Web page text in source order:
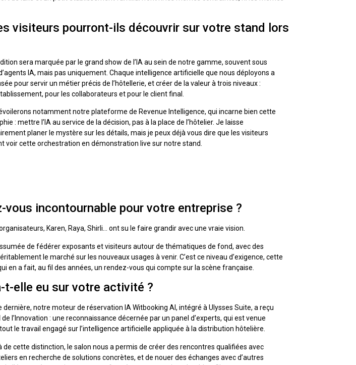
visiteurs pourront-ils découvrir sur votre stand lors
sera marquée par le grand show de l’IA au sein de notre gamme, souvent sous
IA, mais pas uniquement. Chaque intelligence artificielle que nous déployons a
pour servir un métier précis de l’hôtellerie, et créer de la valeur à trois niveaux :
pour les collaborateurs et pour le client final.
notamment notre plateforme de Revenue Intelligence, qui incarne bien cette
: mettre l’IA au service de la décision, pas à la place de l’hôtelier. Je laisse
planer le mystère sur les détails, mais je peux déjà vous dire que les visiteurs
voir cette orchestration en démonstration live sur notre stand.
incontournable pour votre entreprise ?
Karen, Raya, Shirli… ont su le faire grandir avec une vraie vision.
de fédérer exposants et visiteurs autour de thématiques de fond, avec des
le marché sur les nouveaux usages à venir. C’est ce niveau d’exigence, cette
en a fait, au fil des années, un rendez-vous qui compte sur la scène française.
elle eu sur votre activité ?
dernière, notre moteur de réservation IA Witbooking AI, intégré à Ulysses Suite, a reçu
de l’Innovation : une reconnaissance décernée par un panel d’experts, qui est venue
le travail engagé sur l’intelligence artificielle appliquée à la distribution hôtelière.
de cette distinction, le salon nous a permis de créer des rencontres qualifiées avec
en recherche de solutions concrètes, et de nouer des échanges avec d’autres